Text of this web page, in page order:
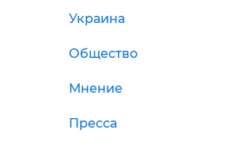
Украина
Общество
Мнение
Пресса